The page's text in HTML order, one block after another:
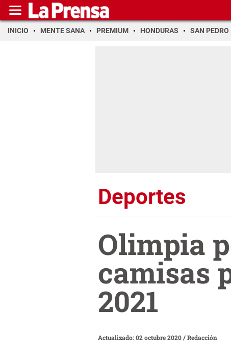
INICIO MENTE SANA PREMIUM HONDURAS SAN PEDRO
Deportes
Olimpia
camisas
2021
Actualizado: 02 octubre 2020/Redacción